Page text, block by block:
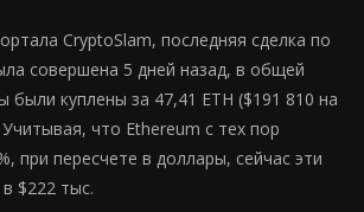
CryptoSlam, последняя сделка по
совершена 5 дней назад, в общей
были куплены за 47,41 ETH ($191 810 на
что Ethereum c тех пор
при пересчете в доллары, сейчас эти
$222 тыс.